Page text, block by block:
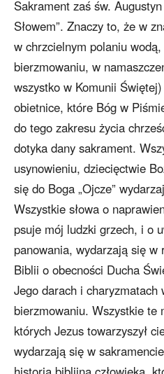
Sakrament zaś św.
Słowem”. Znaczy to, że w
w chrzcielnym polaniu
bierzmowaniu, w
wszystko w Komunii
obietnice, które Bóg w
do tego zakresu życia
dotyka dany sakrament.
usynowieniu, dziecięctwie
się do Boga „Ojcze”
Wszystkie słowa o
psuje mój ludzki grzech, i o
panowania, wydarzają się w
Biblii o obecności Ducha
Jego darach i charyzmatach
bierzmowaniu. Wszystkie te
których Jezus towarzyszył
wydarzają się w